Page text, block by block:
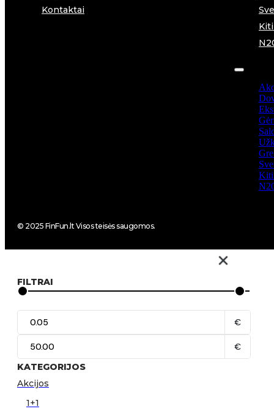
Kontaktai
Kiti
© 2025 FinFun.lt Visos teisės saugomos.
FILTRAI
€
€
KATEGORIJOS
Akcijos
1+1